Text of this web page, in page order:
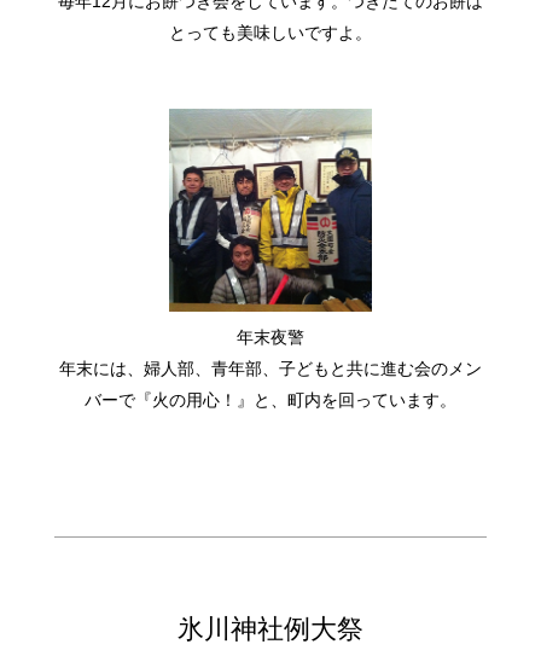
インスタグラムとフェイスブックのリンクを最下部に貼
りました。いいね、フォローお待ちしています。
とっても美味しいですよ。
年末夜警
年末には、婦人部、青年部、子どもと共に進む会のメン
バーで『火の用心！』と、町内を回っています。
氷川神社例大祭